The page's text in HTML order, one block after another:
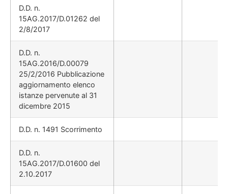
D.D. n.
15AG.2017/D.01262 del
2/8/2017
D.D. n.
15AG.2016/D.00079
25/2/2016 Pubblicazione
aggiornamento elenco
istanze pervenute al 31
dicembre 2015
D.D. n. 1491 Scorrimento
D.D. n.
15AG.2017/D.01600 del
2.10.2017